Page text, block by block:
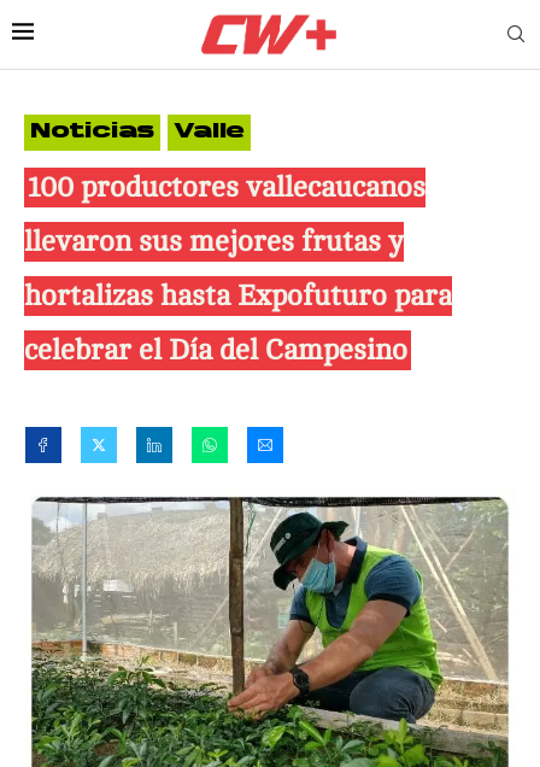
Noticias Valle
100 productores vallecaucanos
llevaron sus mejores frutas y
hortalizas hasta Expofuturo para
celebrar el Día del Campesino